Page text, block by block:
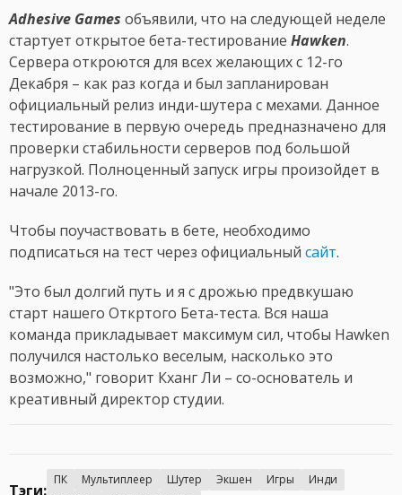
Adhesive Games объявили, что на следующей неделе
стартует открытое бета-тестирование Hawken.
Сервера откроются для всех желающих с 12-го
Декабря – как раз когда и был запланирован
официальный релиз инди-шутера с мехами. Данное
тестирование в первую очередь предназначено для
проверки стабильности серверов под большой
нагрузкой. Полноценный запуск игры произойдет в
начале 2013-го.
Чтобы поучаствовать в бете, необходимо
подписаться на тест через официальный сайт.
"Это был долгий путь и я с дрожью предвкушаю
старт нашего Откртого Бета-теста. Вся наша
команда прикладывает максимум сил, чтобы Hawken
получился настолько веселым, насколько это
возможно," говорит Кханг Ли – со-основатель и
креативный директор студии.
Тэги:
ПК Мультиплеер Шутер Экшен Игры
Инди